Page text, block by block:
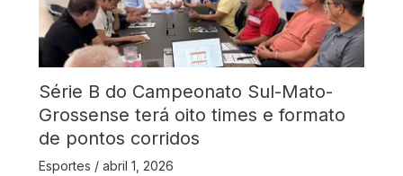
Série B do Campeonato Sul-Mato-
Grossense terá oito times e formato
de pontos corridos
Esportes / abril 1, 2026